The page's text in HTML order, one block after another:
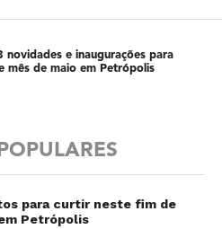
novidades e inaugurações para
mês de maio em Petrópolis
para curtir neste fim de
Petrópolis